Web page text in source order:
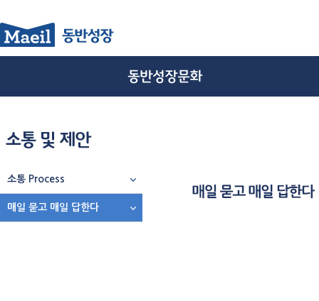
소통 Process
매일 묻고 매일 답한다